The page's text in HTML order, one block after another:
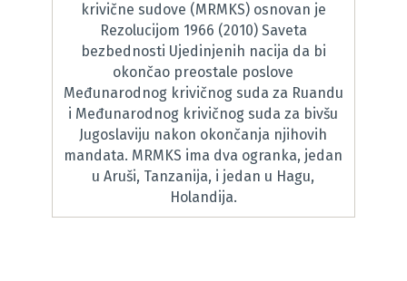
krivične sudove (MRMKS) osnovan je
Rezolucijom 1966 (2010) Saveta
bezbednosti Ujedinjenih nacija da bi
okončao preostale poslove
Međunarodnog krivičnog suda za Ruandu
i Međunarodnog krivičnog suda za bivšu
Jugoslaviju nakon okončanja njihovih
mandata. MRMKS ima dva ogranka, jedan
u Aruši, Tanzanija, i jedan u Hagu,
Holandija.